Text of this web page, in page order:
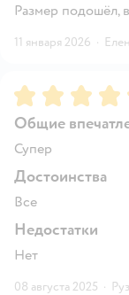
Размер подошёл,
11 января 2026 ·
Рейтинг:5
Общие
Супер
Достоинства
Все
Недостатки
Нет
08 августа 2025 ·